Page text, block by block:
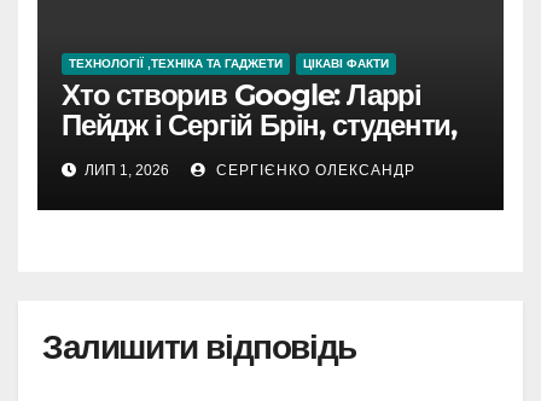
ТЕХНОЛОГІЇ ,ТЕХНІКА ТА ГАДЖЕТИ ЦІКАВІ ФАКТИ
Хто створив Google: Ларрі
Пейдж і Сергій Брін, студенти,
чия ідея підкорила інтернет
ЛИП 1, 2026 СЕРГІЄНКО ОЛЕКСАНДР
Залишити відповідь